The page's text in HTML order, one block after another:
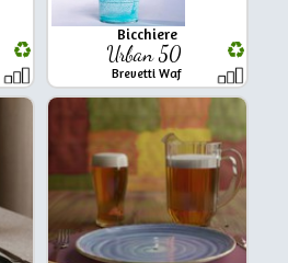
Bicchiere
Urban 50
Brevetti Waf